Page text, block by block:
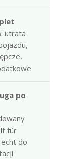
: utrata
po
für
do